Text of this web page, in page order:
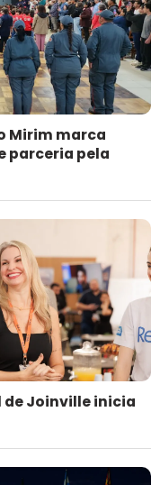
Mirim marca
parceria pela
de Joinville inicia